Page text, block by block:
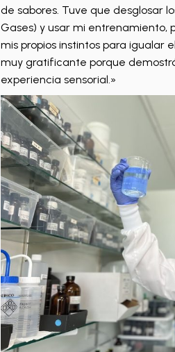
de sabores. Tuve que desglosar
Gases) y usar mi entrenamiento,
mis propios instintos para igualar
muy gratificante porque
experiencia sensorial.»